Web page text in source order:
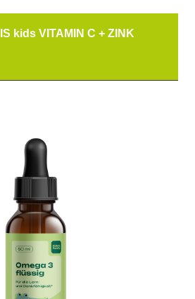
kids VITAMIN C + ZINK